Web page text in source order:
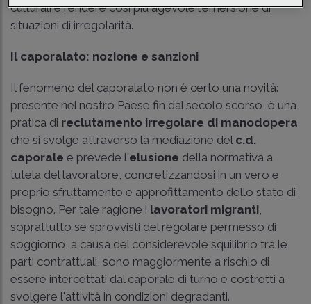
culturali e rendere così più agevole l'emersione di
situazioni di irregolarità.
Il caporalato: nozione e sanzioni
Il fenomeno del caporalato non è certo una novità:
presente nel nostro Paese fin dal secolo scorso, è una
pratica di reclutamento irregolare di manodopera
che si svolge attraverso la mediazione del c.d.
caporale e prevede l'elusione della normativa a
tutela del lavoratore, concretizzandosi in un vero e
proprio sfruttamento e approfittamento dello stato di
bisogno. Per tale ragione i lavoratori migranti
soprattutto se sprovvisti del regolare permesso di
soggiorno, a causa del considerevole squilibrio tra le
parti contrattuali, sono maggiormente a rischio di
essere intercettati dal caporale di turno e costretti a
svolgere l'attività in condizioni degradanti.